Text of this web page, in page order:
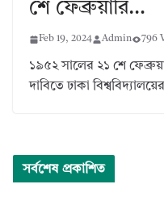
শে ফেব্রুয়ারি…
Feb 19, 2024 Admin 796
১৯৫২ সালের ২১ শে
দাবিতে ঢাকা
সর্বশেষ প্রকাশিত